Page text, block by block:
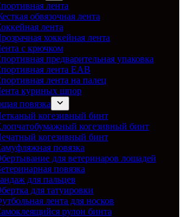
лента
обвязочная лента
лента
хоккейная лента
с крючком
предварительная упаковка
лента EAB
лента на палец
куриных шпор
повязка
когезивный бинт
когезивный бинт
когезивный бинт
повязка
для ветеринаров лошадей
повязка
для пальцев
для татуировки
лента для носков
рулон бинта